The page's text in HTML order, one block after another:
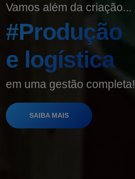
Vamos além da criação...
#Produção
e logística
em uma gestão completa!
SAIBA MAIS